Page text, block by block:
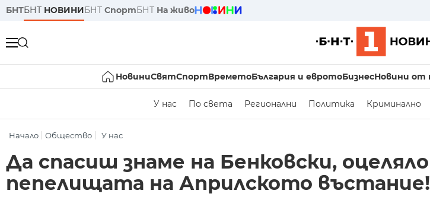
БНТБНТ НОВИНИБНТ СпортБНТ На живо
НовиниСвятСпортВреметоБългария и евротоБизнесНовини от
У нас По света Регионални Политика Криминално
Начало Общество У нас
Да спасиш знаме на Бенковски,
пепелищата на Априлското въстание!